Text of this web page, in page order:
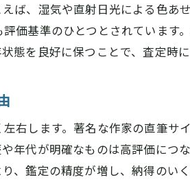
ば、湿気や直射日光による色あ
価基準のひとつとされています
態を良好に保つことで、査定時
右します。著名な作家の直筆
年代が明確なものは高評価につ
、鑑定の精度が増し、納得のい